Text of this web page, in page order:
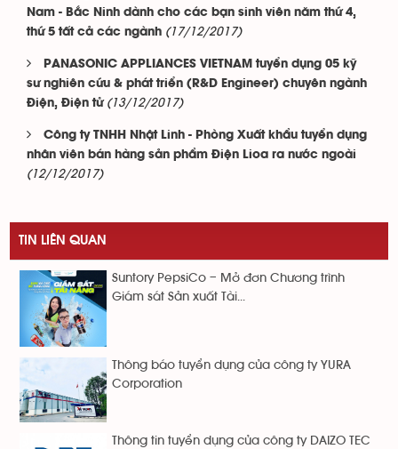
Nam - Bắc Ninh dành cho các bạn sinh viên năm thứ 4,
thứ 5 tất cả các ngành (17/12/2017)
PANASONIC APPLIANCES VIETNAM tuyển dụng 05 kỹ
sư nghiên cứu & phát triển (R&D Engineer) chuyên ngành
Điện, Điện tử (13/12/2017)
Công ty TNHH Nhật Linh - Phòng Xuất khẩu tuyển dụng
nhân viên bán hàng sản phẩm Điện Lioa ra nước ngoài
(12/12/2017)
TIN LIÊN QUAN
Suntory PepsiCo – Mở đơn Chương trình
Giám sát Sản xuất Tài...
Thông báo tuyển dụng của công ty YURA
Corporation
Thông tin tuyển dụng của công ty DAIZO TEC